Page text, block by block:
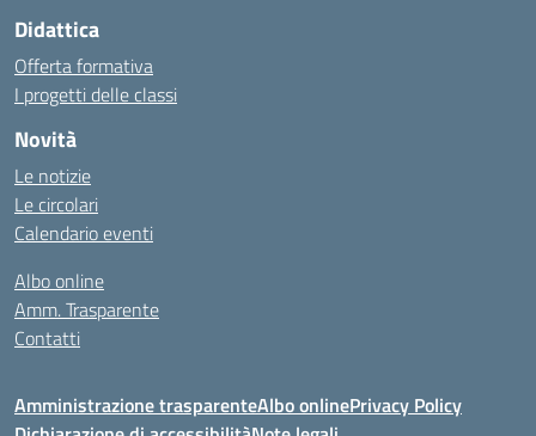
Didattica
Offerta formativa
I progetti delle classi
Novità
Le notizie
Le circolari
Calendario eventi
Albo online
Amm. Trasparente
Contatti
Amministrazione trasparenteAlbo onlinePrivacy Policy